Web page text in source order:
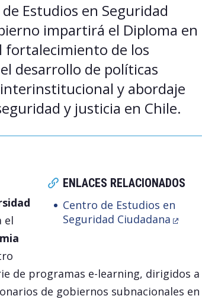
Estudios en Seguridad
impartirá el Diploma en
fortalecimiento de los
desarrollo de políticas
y abordaje
y justicia en Chile.
ENLACES RELACIONADOS
Centro de Estudios en
Seguridad Ciudadana
el
de programas e-learning, dirigidos a
de gobiernos subnacionales en